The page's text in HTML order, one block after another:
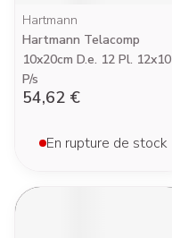
Hartmann
Hartmann Telacomp
10x20cm D.e. 12 Pl. 12x10
P/s
54,62 €
En rupture de stock